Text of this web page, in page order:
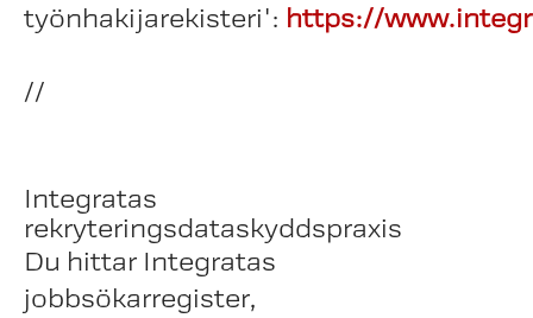
työnhakijarekisteri': https://
//
Integratas
rekryteringsdataskyddspraxis
Du hittar Integratas
jobbsökarregister,